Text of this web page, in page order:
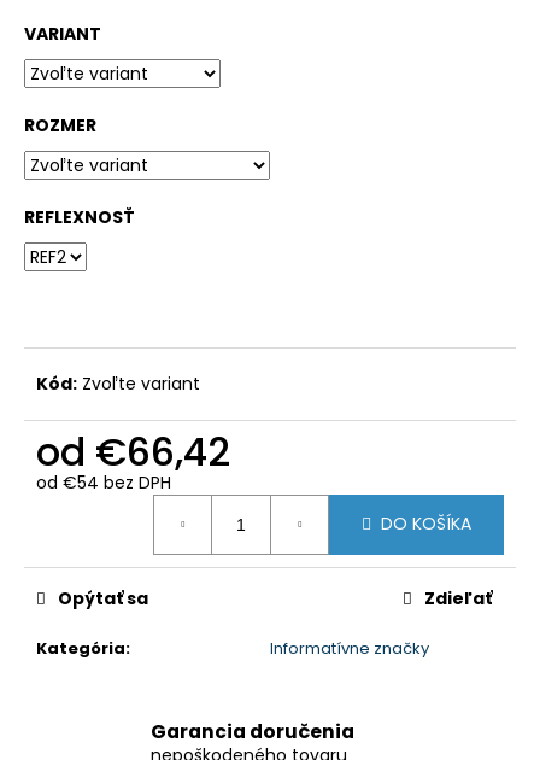
VARIANT
ROZMER
REFLEXNOSŤ
Kód: Zvoľte variant
od €66,42
od €54 bez DPH
DO KOŠÍKA
Kategória: Informatívne značky
Opýtať sa Zdieľať
Garancia doručenia
ŠTVORCOVÝ
40L
€338,25